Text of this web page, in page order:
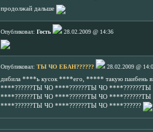
продолжай дальше
Опубликовал: Гость 28.02.2009 @ 14:36
Опубликовал: ТЫ ЧО ЕБАН??????
28.02.2009 @
дибила ****ь кусок ****его, ***** такую
****??????ТЫ ЧО ****??????ТЫ ЧО
****??????ТЫ ЧО ****??????ТЫ ЧО
****??????ТЫ ЧО ****??????ТЫ ЧО ****??????